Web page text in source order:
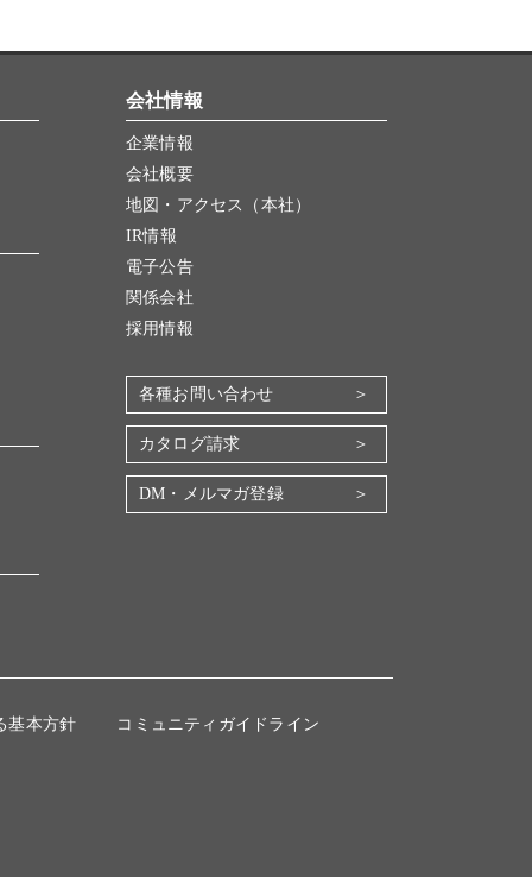
会社情報
企業情報
会社概要
地図・アクセス（本社）
IR情報
電子公告
関係会社
採用情報
各種お問い合わせ
カタログ請求
DM・メルマガ登録
基本方針 コミュニティガイドライン